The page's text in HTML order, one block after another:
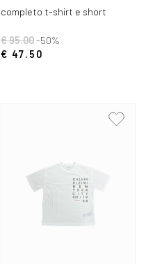
completo t-shirt e short
€ 95.00-50%
€ 47.50